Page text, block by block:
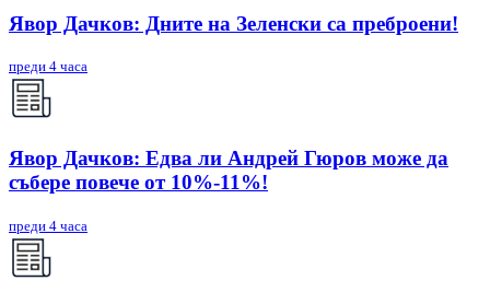
Явор Дачков: Дните на Зеленски са преброени!
преди 4 часа
Явор Дачков: Едва ли Андрей Гюров може да
събере повече от 10%-11%!
преди 4 часа